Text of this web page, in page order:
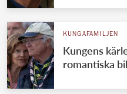
KUNGAFAMILJEN
Kungens
romantiska